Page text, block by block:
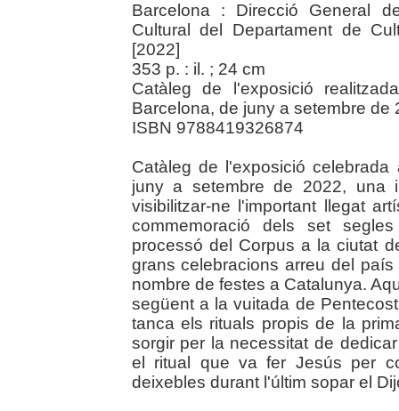
Barcelona : Direcció General
Cultural del Departament de
[2022]
353 p. : il. ; 24 cm
Catàleg de l'exposició
Barcelona, de juny a setembre de
ISBN 9788419326874
Catàleg de l'exposició
juny a setembre de 2022, una
visibilitzar-ne l'important llegat
commemoració dels set
processó del Corpus a la ciutat
grans celebracions arreu del
nombre de festes a Catalunya.
següent a la vuitada de
tanca els rituals propis de la
sorgir per la necessitat de
el ritual que va fer Jesús per
deixebles durant l'últim sopar el